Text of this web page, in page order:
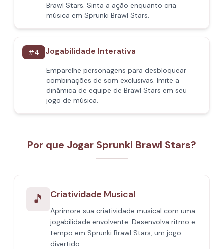
Brawl Stars. Sinta a ação enquanto cria
música em Sprunki Brawl Stars.
#4 Jogabilidade Interativa
Emparelhe personagens para desbloquear
combinações de som exclusivas. Imite a
dinâmica de equipe de Brawl Stars em seu
jogo de música.
Por que Jogar Sprunki Brawl Stars?
🎵 Criatividade Musical
Aprimore sua criatividade musical com uma
jogabilidade envolvente. Desenvolva ritmo e
tempo em Sprunki Brawl Stars, um jogo
divertido.